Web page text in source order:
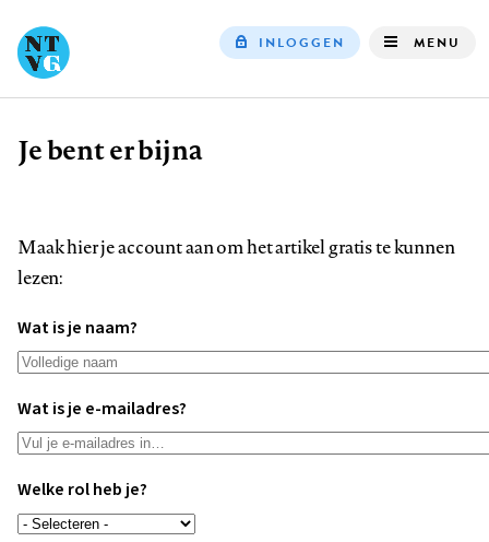
INLOGGEN MENU
Kruimelpad
Je bent er bijna
Maak hier je account aan om het artikel gratis te kunnen
lezen:
Wat is je naam?
Wat is je e-mailadres?
Welke rol heb je?